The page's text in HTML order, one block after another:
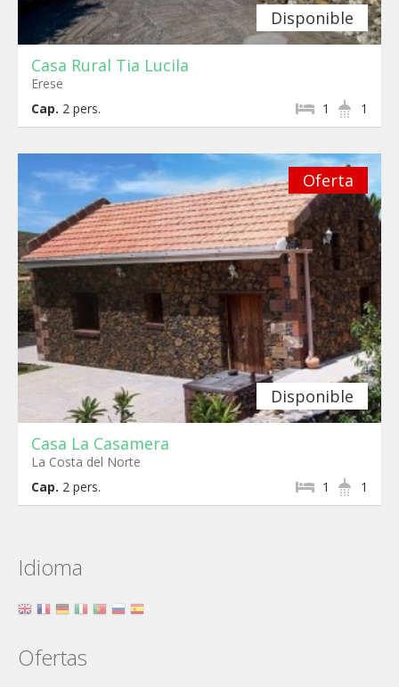
Disponible
Casa Rural Tia Lucila
Erese
Cap. 2 pers. 1
1
Disponible
Oferta
Casa La Casamera
La Costa del Norte
Cap. 2 pers. 1
1
Idioma
Ofertas